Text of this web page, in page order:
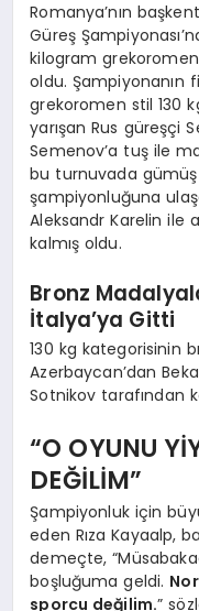
Romanya’nın
Güreş
kilogram
oldu. Şampiyonanın
grekoromen stil 130
yarışan Rus güreşçi
Semenov’a tuş ile
bu turnuvada gümüş
şampiyonluğuna
Aleksandr Karelin ile
kalmış oldu.
Bronz
İtalya’ya Gitti
130 kg kategorisinin
Azerbaycan’dan
Sotnikov tarafından
“O OYUNU
DEĞİLİM”
Şampiyonluk için
eden Rıza Kayaalp,
demeçte,
boşluğuma geldi.
sporcu değilim.”